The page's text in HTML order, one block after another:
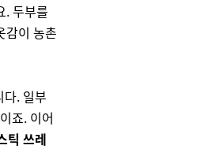
. 두부를
감이 농촌
. 일부
죠. 이어
틱 쓰레